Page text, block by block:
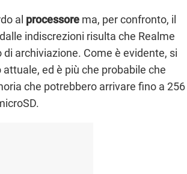
al processore ma, per confronto, il
indiscrezioni risulta che Realme
di archiviazione. Come è evidente, si
ed è più che probabile che
che potrebbero arrivare fino a 256